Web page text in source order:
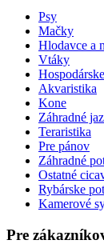
Psy
Mačky
Hlodavce a
Vtáky
Akvaristika
Kone
Záhradné
Teraristika
Pre pánov
Záhradné
Ostatné
Rybárske
Kamerové
Pre